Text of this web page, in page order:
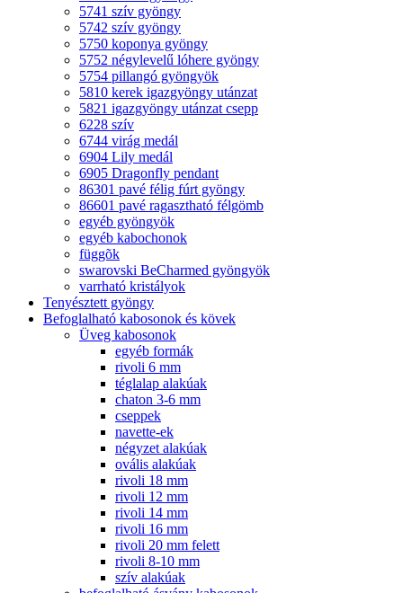
5741 szív gyöngy
5742 szív gyöngy
5750 koponya gyöngy
5752 négylevelű lóhere gyöngy
5754 pillangó gyöngyök
5810 kerek igazgyöngy utánzat
5821 igazgyöngy utánzat csepp
6228 szív
6744 virág medál
6904 Lily medál
6905 Dragonfly pendant
86301 pavé félig fúrt gyöngy
86601 pavé ragasztható félgömb
egyéb gyöngyök
egyéb kabochonok
függõk
swarovski BeCharmed gyöngyök
varrható kristályok
Tenyésztett gyöngy
Befoglalható kabosonok és kövek
Üveg kabosonok
egyéb formák
rivoli 6 mm
téglalap alakúak
chaton 3-6 mm
cseppek
navette-ek
négyzet alakúak
ovális alakúak
rivoli 18 mm
rivoli 12 mm
rivoli 14 mm
rivoli 16 mm
rivoli 20 mm felett
rivoli 8-10 mm
szív alakúak